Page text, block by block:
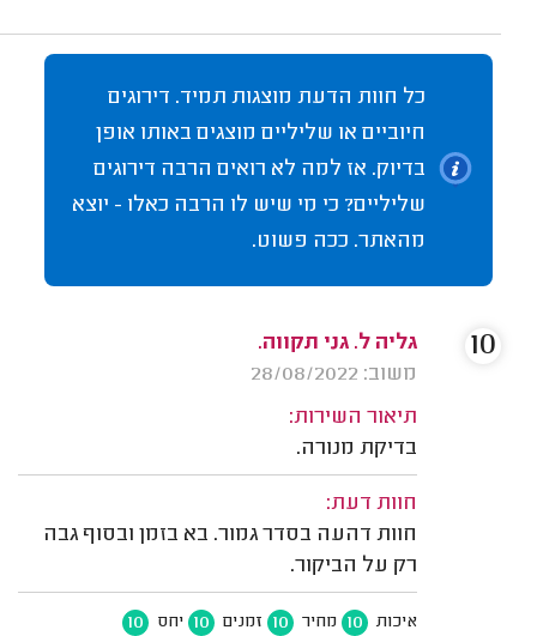
כל חוות הדעת מוצגות תמיד. דירוגים
חיוביים או שליליים מוצגים באותו אופן
בדיוק. אז למה לא רואים הרבה דירוגים
שליליים? כי מי שיש לו הרבה כאלו - יוצא
מהאתר. ככה פשוט.
גליה ל. גני תקווה.
משוב: 28/08/2022
תיאור השירות:
בדיקת מנורה.
חוות דעת:
חוות דהעה בסדר גמור. בא בזמן ובסוף גבה
רק על הביקור.
איכות 10 מחיר 10 זמנים 10 יחס 10
10